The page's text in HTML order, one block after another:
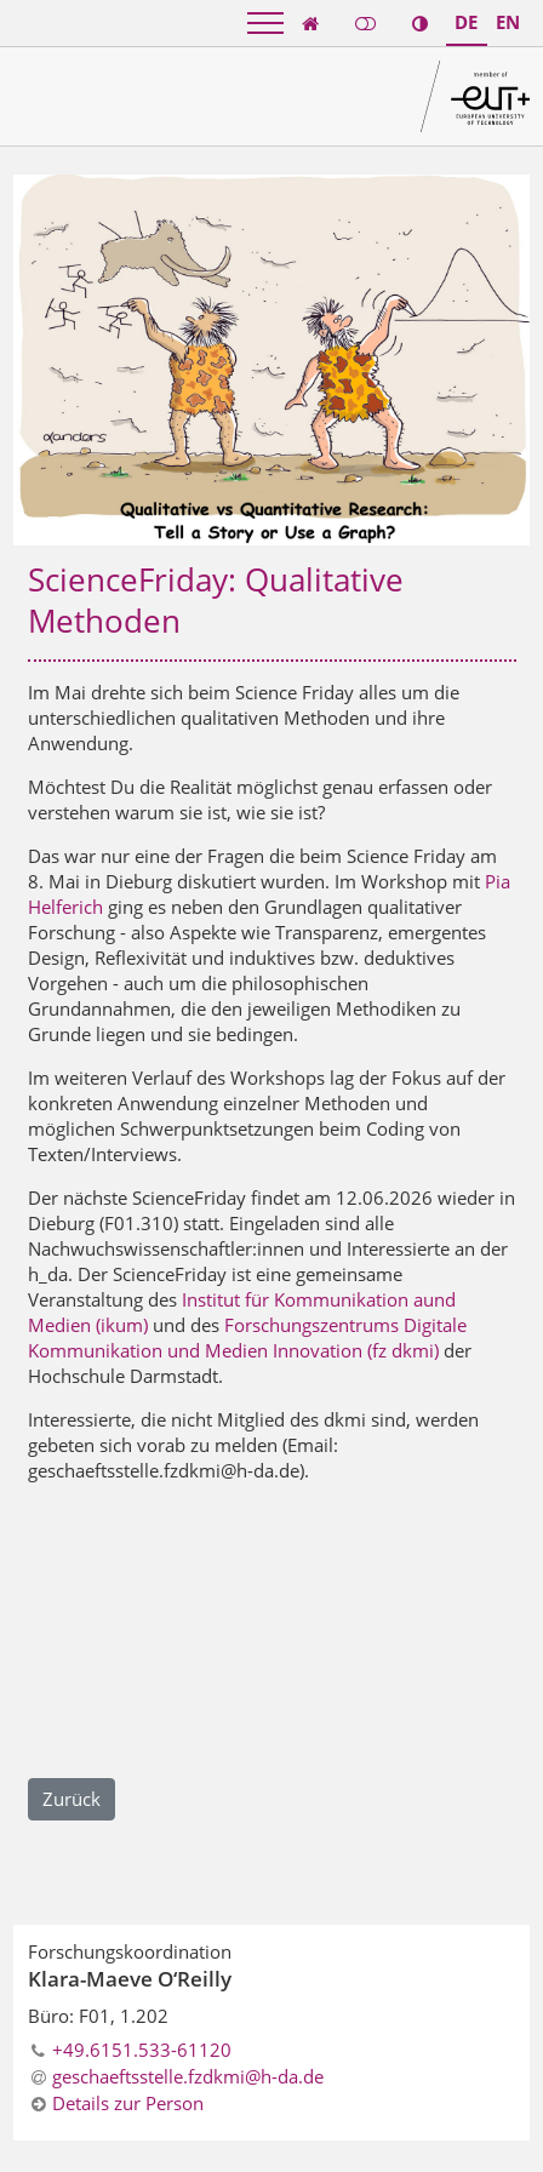
 DE EN
ScienceFriday: Qualitative
Methoden
Im Mai drehte sich beim Science Friday alles um die
unterschiedlichen qualitativen Methoden und ihre
Anwendung.
Möchtest Du die Realität möglichst genau erfassen oder
verstehen warum sie ist, wie sie ist?
Das war nur eine der Fragen die beim Science Friday am
8. Mai in Dieburg diskutiert wurden. Im Workshop mit Pia
Helferich ging es neben den Grundlagen qualitativer
Forschung - also Aspekte wie Transparenz, emergentes
Design, Reflexivität und induktives bzw. deduktives
Vorgehen - auch um die philosophischen
Grundannahmen, die den jeweiligen Methodiken zu
Grunde liegen und sie bedingen.
Im weiteren Verlauf des Workshops lag der Fokus auf der
konkreten Anwendung einzelner Methoden und
möglichen Schwerpunktsetzungen beim Coding von
Texten/Interviews.
Der nächste ScienceFriday findet am 12.06.2026 wieder in
Dieburg (F01.310) statt. Eingeladen sind alle
Nachwuchswissenschaftler:innen und Interessierte an der
h_da. Der ScienceFriday ist eine gemeinsame
Veranstaltung des Institut für Kommunikation aund
Medien (ikum)und des Forschungszentrums Digitale
Kommunikation und Medien Innovation (fz dkmi)der
Hochschule Darmstadt.
Interessierte, die nicht Mitglied des dkmi sind, werden
gebeten sich vorab zu melden (Email:
geschaeftsstelle.fzdkmi@h-da.de).
Zurück
Forschungskoordination
Klara-Maeve O‘Reilly
Büro: F01, 1.202
+49.6151.533-61120
geschaeftsstelle.fzdkmi@h-da.de
Details zur Person